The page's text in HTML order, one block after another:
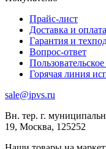
Прайс-лист
Доставка и оплата
Гарантия и
Вопрос-ответ
Горячая линия
sale@ipvs.ru
Вн. тер. г.
19, Москва, 125252